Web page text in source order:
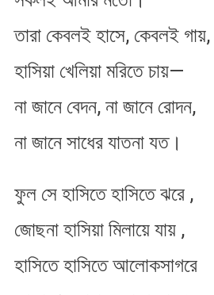
তারা কেবলই হাসে, কেবলই গায়,
হাসিয়া খেলিয়া মরিতে চায়—
না জানে বেদন, না জানে রোদন,
না জানে সাধের যাতনা যত।
ফুল সে হাসিতে হাসিতে ঝরে ,
জোছনা হাসিয়া মিলায়ে যায় ,
হাসিতে হাসিতে আলোকসাগরে